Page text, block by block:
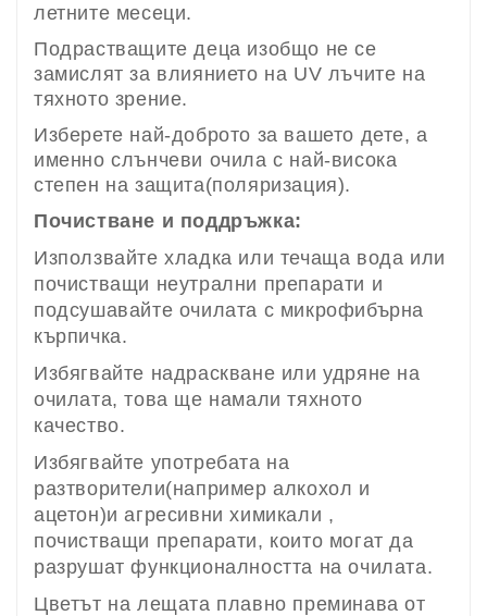
летните месеци.
Подрастващите деца изобщо не се
замислят за влиянието на UV лъчите на
тяхното зрение.
Изберете най-доброто за вашето дете, а
именно слънчеви очила с най-висока
степен на защита(поляризация).
Почистване и поддръжка:
Използвайте хладка или течаща вода или
почистващи неутрални препарати и
подсушавайте очилата с микрофибърна
кърпичка.
Избягвайте надраскване или удряне на
очилата, това ще намали тяхното
качество.
Избягвайте употребата на
разтворители(например алкохол и
ацетон)и агресивни химикали ,
почистващи препарати, които могат да
разрушат функционалността на очилата.
Цветът на лещата плавно преминава от